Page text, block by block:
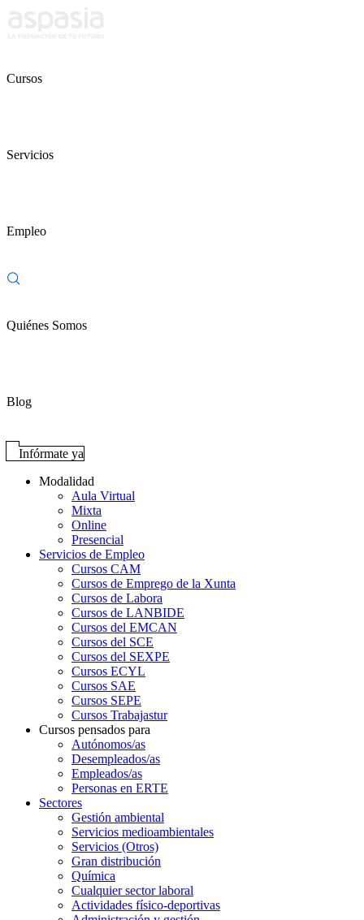
Cursos
Servicios
Empleo
Quiénes Somos
Blog
Infórmate ya
Modalidad
Aula Virtual
Mixta
Online
Presencial
Servicios de Empleo
Cursos CAM
Cursos de Emprego de la Xunta
Cursos de Labora
Cursos de LANBIDE
Cursos del EMCAN
Cursos del SCE
Cursos del SEXPE
Cursos ECYL
Cursos SAE
Cursos SEPE
Cursos Trabajastur
Cursos pensados para
Autónomos/as
Desempleados/as
Empleados/as
Personas en ERTE
Sectores
Gestión ambiental
Servicios medioambientales
Servicios (Otros)
Gran distribución
Química
Cualquier sector laboral
Actividades físico-deportivas